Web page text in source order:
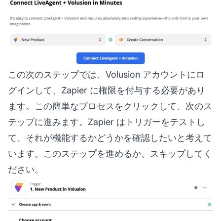
この次のステップでは、Volusion アカウントにロ
グインして、Zapier に権限を付与する必要があり
ます。この簡単なプロセスをクリックして、次のス
テップに進みます。Zapier はトリガーをテストし
て、それが機能するかどうかを確認したいと考えて
います。このステップを進めるか、スキップしてく
ださい。